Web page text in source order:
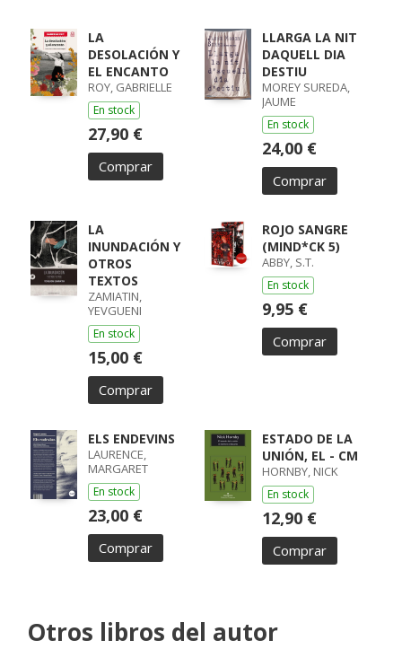
LA
DESOLACIÓN Y
EL ENCANTO
ROY, GABRIELLE
En stock
27,90 €
Comprar
LLARGA LA NIT
DAQUELL DIA
DESTIU
MOREY SUREDA,
JAUME
En stock
24,00 €
Comprar
LA
INUNDACIÓN Y
OTROS
TEXTOS
ZAMIATIN,
YEVGUENI
En stock
15,00 €
Comprar
ROJO SANGRE
(MIND*CK 5)
ABBY, S.T.
En stock
9,95 €
Comprar
ELS ENDEVINS
LAURENCE,
MARGARET
En stock
23,00 €
Comprar
ESTADO DE LA
UNIÓN, EL - CM
HORNBY, NICK
En stock
12,90 €
Comprar
Otros libros del autor